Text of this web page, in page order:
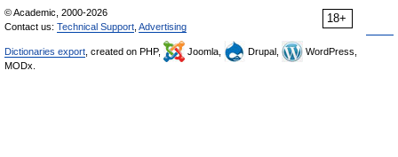
18+
© Academic, 2000-2026
Contact us: Technical Support Advertising
Dictionaries export , created on PHP, Joomla, Drupal,
WordPress,
MODx.